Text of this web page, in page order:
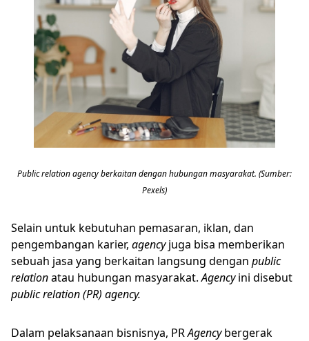
Public relation agency berkaitan dengan hubungan masyarakat. (Sumber:
Pexels)
Selain untuk kebutuhan pemasaran, iklan, dan
pengembangan karier, agencyjuga bisa memberikan
sebuah jasa yang berkaitan langsung dengan public
relationatau hubungan masyarakat.Agencyini disebut
publicrelation (PR) agency.
Dalam pelaksanaan bisnisnya, PRAgencybergerak